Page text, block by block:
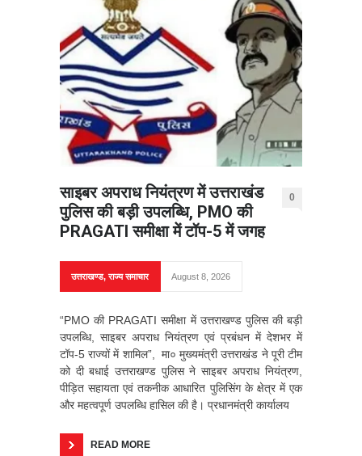
साइबर अपराध नियंत्रण में उत्तराखंड
पुलिस की बड़ी उपलब्धि, PMO की
PRAGATI समीक्षा में टॉप-5 में जगह
0
उत्तराखण्ड,राज्य समाचार August 8, 2026
“PMO की PRAGATI समीक्षा में उत्तराखण्ड पुलिस की बड़ी
उपलब्धि, साइबर अपराध नियंत्रण एवं प्रबंधन में देशभर में
टॉप-5 राज्यों में शामिल”, मा० मुख्यमंत्री उत्तराखंड ने पूरी टीम
को दी बधाई उत्तराखण्ड पुलिस ने साइबर अपराध नियंत्रण,
पीड़ित सहायता एवं तकनीक आधारित पुलिसिंग के क्षेत्र में एक
और महत्वपूर्ण उपलब्धि हासिल की है। प्रधानमंत्री कार्यालय
READ MORE